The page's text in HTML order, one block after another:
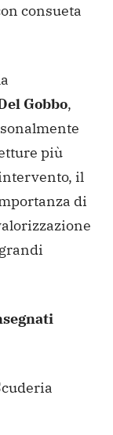
consueta
Gobbo,
più
il
di